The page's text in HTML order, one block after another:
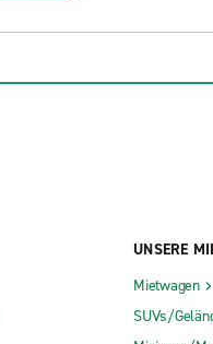
UNSERE
Mietwagen
SUVs/